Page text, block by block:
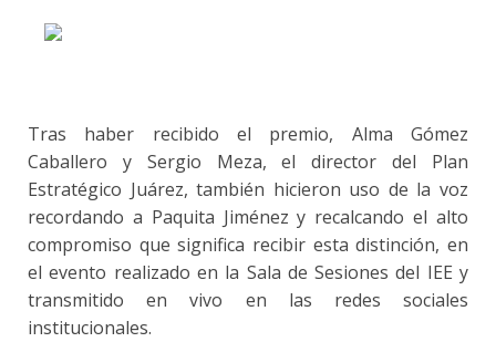
Tras haber recibido el premio, Alma Gómez
Caballero y Sergio Meza, el director del Plan
Estratégico Juárez, también hicieron uso de la voz
recordando a Paquita Jiménez y recalcando el alto
compromiso que significa recibir esta distinción, en
el evento realizado en la Sala de Sesiones del IEE y
transmitido en vivo en las redes sociales
institucionales.